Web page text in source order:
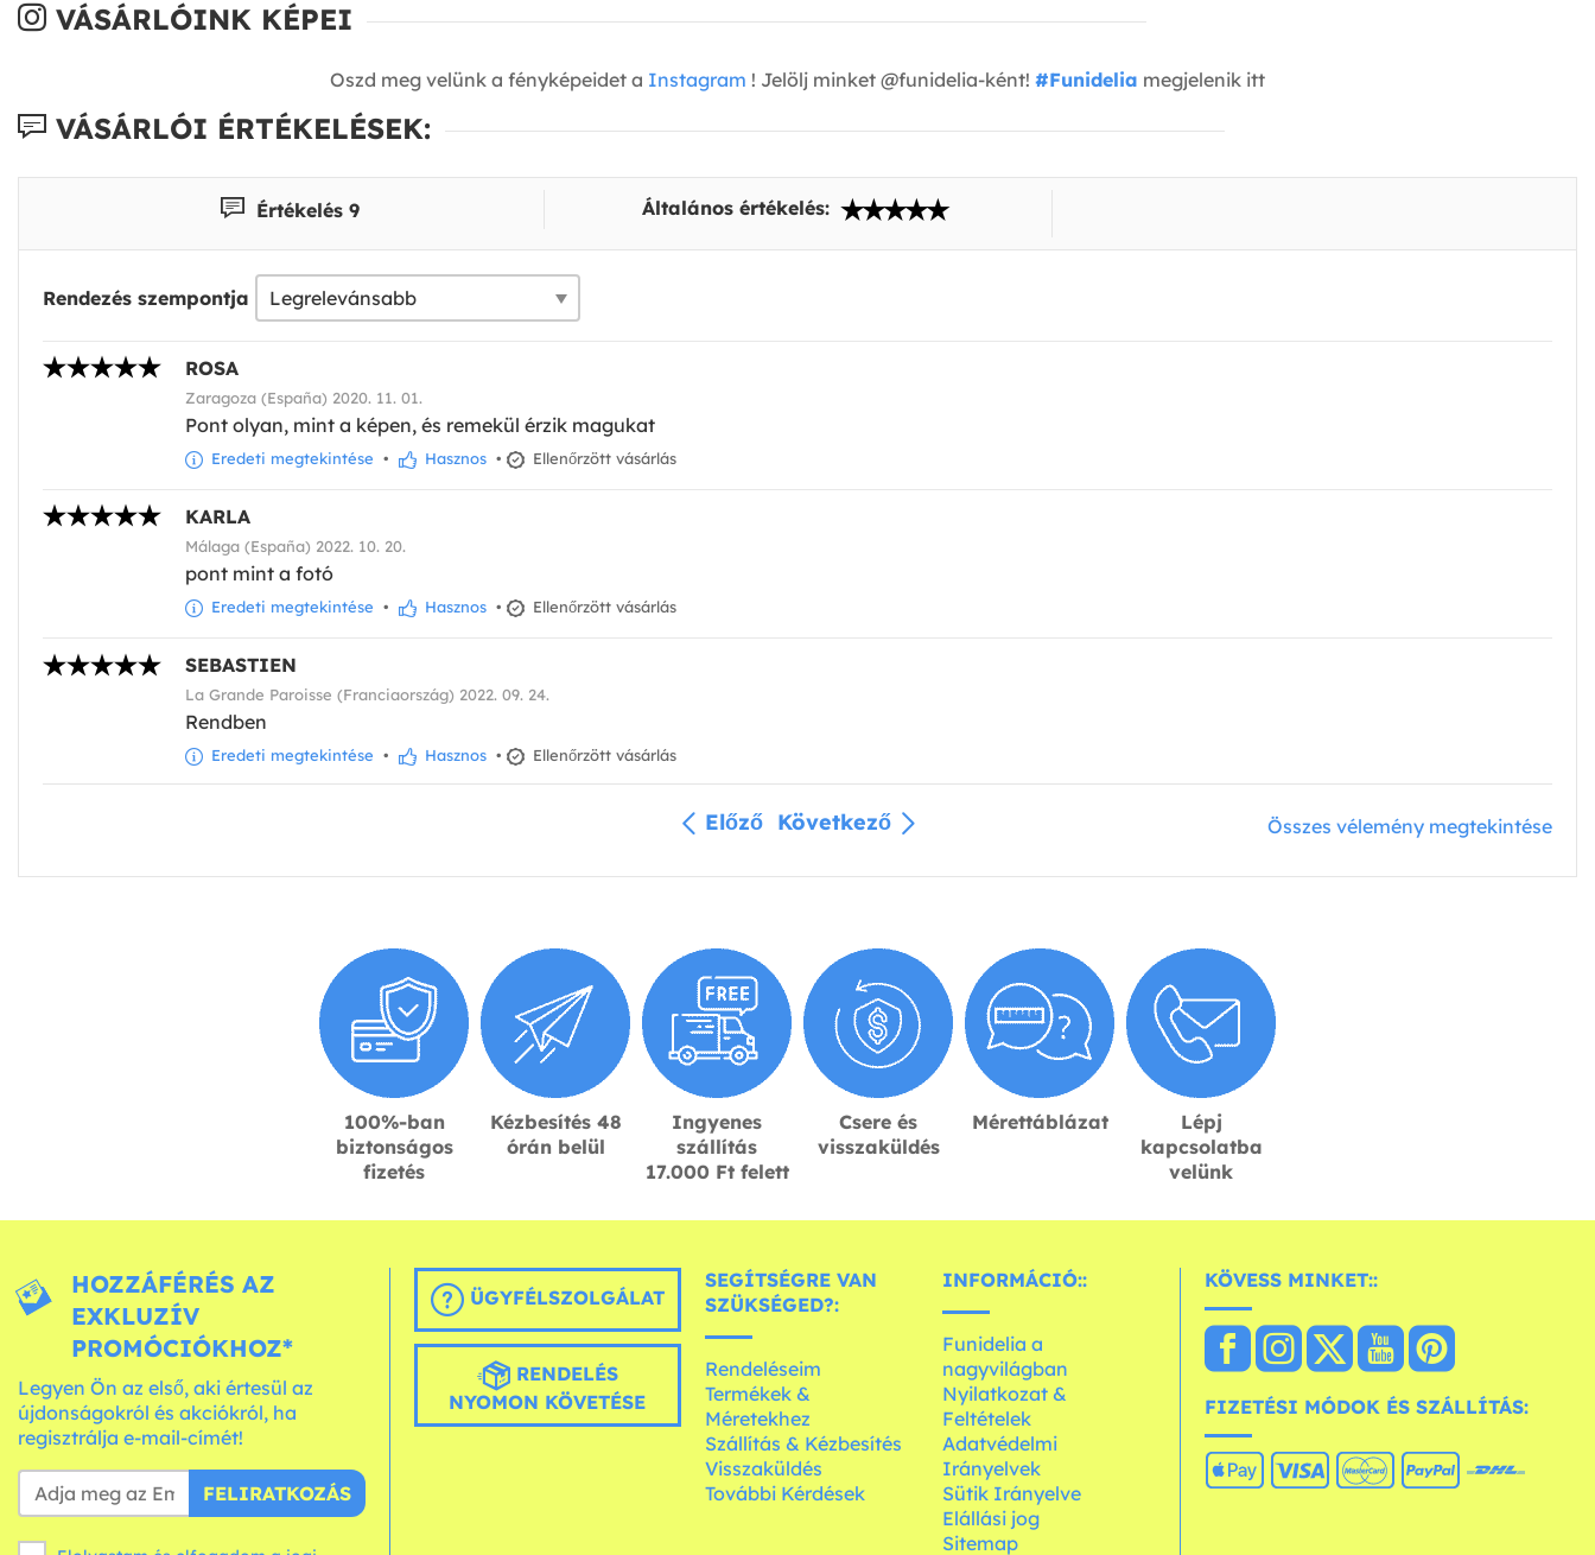
VÁSÁRLÓINK KÉPEI
Oszd meg velünk a fényképeidet a Instagram ! Jelölj minket @funidelia-ként! #Funidelia megjelenik itt
VÁSÁRLÓI ÉRTÉKELÉSEK:
Értékelés 9 Általános értékelés:
Rendezés szempontja
ROSA
Zaragoza (España) 2020. 11. 01.
Pont olyan, mint a képen, és remekül érzik magukat
Eredeti megtekintése • Hasznos • Ellenőrzött vásárlás
KARLA
Málaga (España) 2022. 10. 20.
pont mint a fotó
Eredeti megtekintése • Hasznos • Ellenőrzött vásárlás
SEBASTIEN
La Grande Paroisse (Franciaország) 2022. 09. 24.
Rendben
Eredeti megtekintése • Hasznos • Ellenőrzött vásárlás
Előző Következő Összes vélemény megtekintése
100%-ban
biztonságos
fizetés
Kézbesítés 48
órán belül
Ingyenes
szállítás
17.000 Ft felett
Csere és
visszaküldés
Mérettáblázat
Lépj
kapcsolatba
velünk
HOZZÁFÉRÉS AZ
EXKLUZÍV
PROMÓCIÓKHOZ*
Legyen Ön az első, aki értesül az
újdonságokról és akciókról, ha
regisztrálja e-mail-címét!
FELIRATKOZÁS
ÜGYFÉLSZOLGÁLAT
RENDELÉS
NYOMON KÖVETÉSE
SEGÍTSÉGRE VAN
SZÜKSÉGED?:
Rendeléseim
Termékek &
Méretekhez
Szállítás & Kézbesítés
Visszaküldés
További Kérdések
INFORMÁCIÓ::
Funidelia a
nagyvilágban
Nyilatkozat &
Feltételek
Adatvédelmi
Irányelvek
Sütik Irányelve
Elállási jog
Sitemap
KÖVESS MINKET::
FIZETÉSI MÓDOK ÉS SZÁLLÍTÁS: